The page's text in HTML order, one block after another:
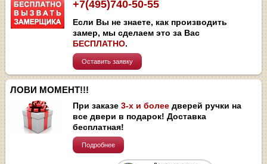
+7(495)740-50-55
Если Вы не знаете, как производить
замер, мы сделаем это за Вас
БЕСПЛАТНО.
Оставить заявку
ЛОВИ МОМЕНТ!!!
При заказе3-х и более дверей ручки на
все двери в подарок! Доставка
бесплатная!
Подробнее